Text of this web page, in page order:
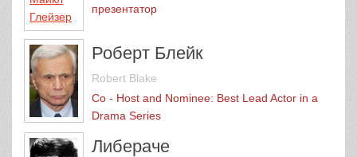
презентатор
Роберт Блейк
Robert Blake
Co - Host and Nominee: Best Lead Actor in a
Drama Series
Либераче